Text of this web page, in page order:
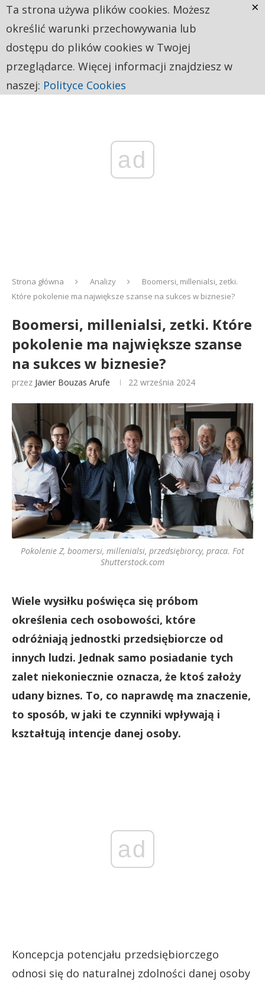
ad
Strona główna Analizy
Boomersi, millenialsi, zetki.
Które pokolenie ma największe szanse na sukces w biznesie?
Boomersi, millenialsi, zetki. Które
pokolenie ma największe szanse
na sukces w biznesie?
przez Javier Bouzas Arufe 22 września 2024
Pokolenie Z, boomersi, millenialsi, przedsiębiorcy, praca. Fot
Shutterstock.com
Wiele wysiłku poświęca się próbom
określenia cech osobowości, które
odróżniają jednostki przedsiębiorcze od
innych ludzi. Jednak samo posiadanie tych
zalet niekoniecznie oznacza, że ktoś założy
udany biznes. To, co naprawdę ma znaczenie,
to sposób, w jaki te czynniki wpływają i
kształtują intencje danej osoby.
ad
Koncepcja potencjału przedsiębiorczego
odnosi się do naturalnej zdolności danej osoby
Ta strona używa plików cookies. Możesz
określić warunki przechowywania lub
dostępu do plików cookies w Twojej
przeglądarce. Więcej informacji znajdziesz w
naszej: Polityce Cookies
×